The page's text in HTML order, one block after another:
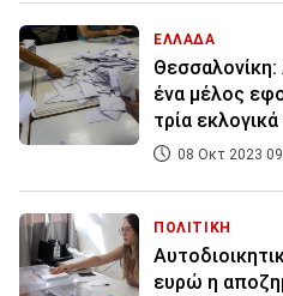
ΕΛΛΑΔΑ
ένα μέλος
τρία
08 Οκτ 2023
ΠΟΛΙΤΙΚΗ
ευρώ η